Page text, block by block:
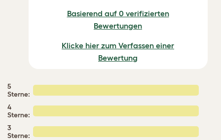
Basierend auf 0 verifizierten
Bewertungen
Klicke hier zum Verfassen einer
Bewertung
5
Sterne:
4
Sterne:
3
Sterne: